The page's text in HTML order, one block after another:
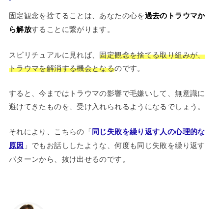
固定観念を捨てることは、あなたの心を過去のトラウマか
ら解放することに繋がります。
スピリチュアルに見れば、 固定観念を捨てる取り組みが、
トラウマを解消する機会となるのです。
すると、今まではトラウマの影響で毛嫌いして、無意識に
避けてきたものを、受け入れられるようになるでしょう。
それにより、こちらの「同じ失敗を繰り返す人の心理的な
原因 」でもお話ししたような、何度も同じ失敗を繰り返す
パターンから、抜け出せるのです。